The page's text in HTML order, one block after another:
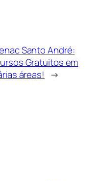
Santo André:
Gratuitos em
áreas! →